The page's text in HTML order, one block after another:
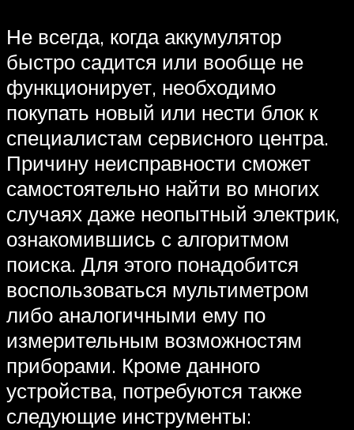
Не всегда, когда аккумулятор
быстро садится или вообще не
функционирует, необходимо
покупать новый или нести блок к
специалистам сервисного центра.
Причину неисправности сможет
самостоятельно найти во многих
случаях даже неопытный электрик,
ознакомившись с алгоритмом
поиска. Для этого понадобится
воспользоваться мультиметром
либо аналогичными ему по
измерительным возможностям
приборами. Кроме данного
устройства, потребуются также
следующие инструменты: